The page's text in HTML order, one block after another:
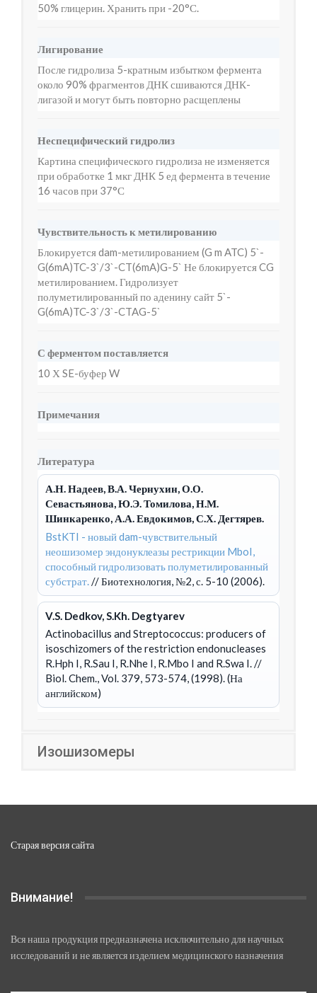
50% глицерин. Хранить при -20°С.
Лигирование
После гидролиза 5-кратным избытком фермента
около 90% фрагментов ДНК сшиваются ДНК-
лигазой и могут быть повторно расщеплены
Неспецифический гидролиз
Картина специфического гидролиза не изменяется
при обработке 1 мкг ДНК 5 ед фермента в течение
16 часов при 37°С
Чувствительность к метилированию
Блокируется dam-метилированием (G m ATC) 5`-
G(6mA)TC-3`/3`-CT(6mA)G-5` Не блокируется CG
метилированием. Гидролизует
полуметилированный по аденину сайт 5`-
G(6mA)TC-3`/3`-CTAG-5`
С ферментом поставляется
10 Х SE-буфер W
Примечания
Литература
А.Н. Надеев, В.А. Чернухин, О.О.
Севастьянова, Ю.Э. Томилова, Н.М.
Шинкаренко, А.А. Евдокимов, С.Х. Дегтярев.
BstKTI - новый dam-чувствительный
неошизомер эндонуклеазы рестрикции MboI,
способный гидролизовать полуметилированный
субстрат. // Биотехнология, №2, с. 5-10 (2006).
V.S. Dedkov, S.Kh. Degtyarev
Actinobacillus and Streptococcus: producers of
isoschizomers of the restriction endonucleases
R.Hph I, R.Sau I, R.Nhe I, R.Mbo I and R.Swa I.//
Biol. Chem., Vol. 379, 573-574, (1998). (На
английском)
Изошизомеры
Старая версия сайта
Внимание!
Вся наша продукция предназначена исключительно для научных
исследований и не является изделием медицинского назначения